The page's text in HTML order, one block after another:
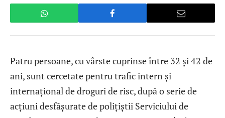
Patru persoane, cu vârste cuprinse între 32 și 42 de
ani, sunt cercetate pentru trafic intern și
internațional de droguri de risc, după o serie de
acțiuni desfășurate de polițiștii Serviciului de